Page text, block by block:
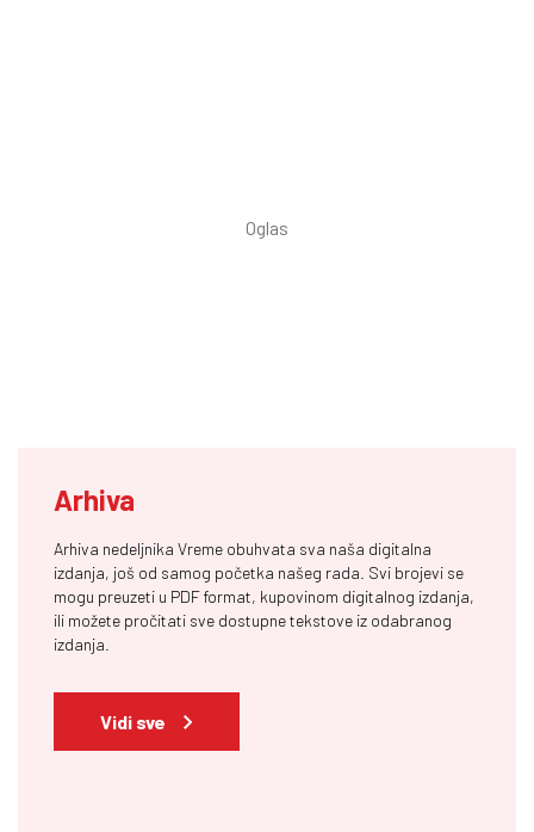
Arhiva
Arhiva nedeljnika Vreme obuhvata sva naša digitalna
izdanja, još od samog početka našeg rada. Svi brojevi se
mogu preuzeti u PDF format, kupovinom digitalnog izdanja,
ili možete pročitati sve dostupne tekstove iz odabranog
izdanja.
Vidi sve